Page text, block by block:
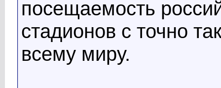
посещаемость
стадионов с точно
всему миру.